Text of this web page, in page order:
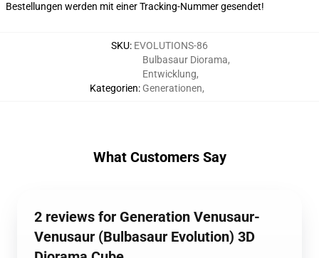
Bestellungen werden mit einer Tracking-Nummer gesendet!
SKU: EVOLUTIONS-86
Kategorien:
Bulbasaur Diorama,
Entwicklung,
Generationen,
What Customers Say
2 reviews for Generation Venusaur-
Venusaur (Bulbasaur Evolution) 3D